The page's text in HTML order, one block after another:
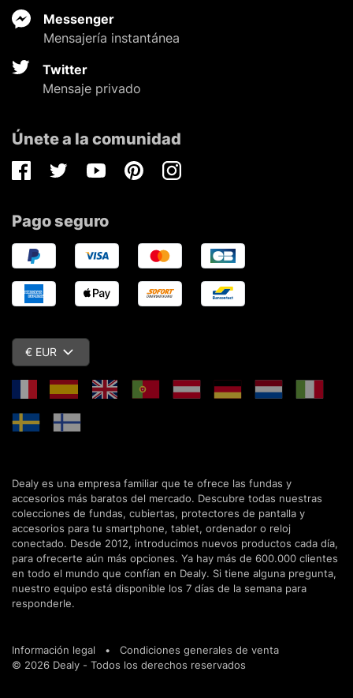
Messenger
Mensajería instantánea
Twitter
Mensaje privado
Únete a la comunidad
FacebookTwitterYoutubePinterestInstagram
Pago seguro
€ EUR
Dealy es una empresa familiar que te ofrece las fundas y
accesorios más baratos del mercado. Descubre todas nuestras
colecciones de fundas, cubiertas, protectores de pantalla y
accesorios para tu smartphone, tablet, ordenador o reloj
conectado. Desde 2012, introducimos nuevos productos cada día,
para ofrecerte aún más opciones. Ya hay más de 600.000 clientes
en todo el mundo que confían en Dealy. Si tiene alguna pregunta,
nuestro equipo está disponible los 7 días de la semana para
responderle.
© 2026 Dealy - Todos los derechos reservados
Información legal • Condiciones generales de venta